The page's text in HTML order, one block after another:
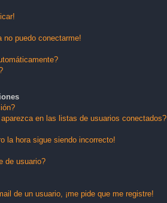
no puedo conectarme!
en las listas de usuarios conectados?
la hora sigue siendo incorrecto!
de usuario?
de un usuario, ¡me pide que me registre!